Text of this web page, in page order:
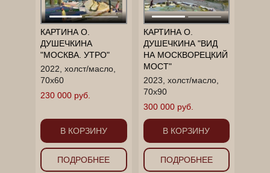
КАРТИНА О.
ДУШЕЧКИНА
"МОСКВА. УТРО"
2022, холст/масло,
70х60
230 000 руб.
В КОРЗИНУ
ПОДРОБНЕЕ
КАРТИНА О.
ДУШЕЧКИНА "ВИД
НА МОСКВОРЕЦКИЙ
МОСТ"
2023, холст/масло,
70х90
300 000 руб.
В КОРЗИНУ
ПОДРОБНЕЕ